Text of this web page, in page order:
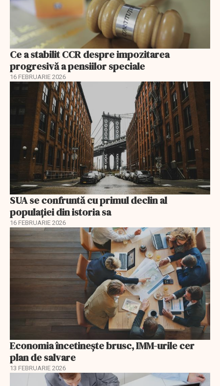
Ce a stabilit CCR despre impozitarea
progresivă a pensiilor speciale
16 FEBRUARIE 2026
SUA se confruntă cu primul declin al
populației din istoria sa
16 FEBRUARIE 2026
Economia încetinește brusc, IMM-urile cer
plan de salvare
13 FEBRUARIE 2026